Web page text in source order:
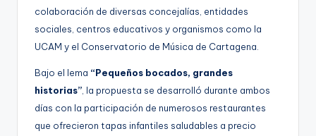
colaboración de diversas concejalías, entidades
sociales, centros educativos y organismos como la
UCAM y el Conservatorio de Música de Cartagena.
Bajo el lema “Pequeños bocados, grandes
historias” , la propuesta se desarrolló durante ambos
días con la participación de numerosos restaurantes
que ofrecieron tapas infantiles saludables a precio